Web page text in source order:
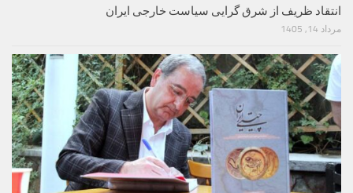
انتقاد ظریف از شرق گرایی سیاست خارجی ایران
مرداد 14, 1405